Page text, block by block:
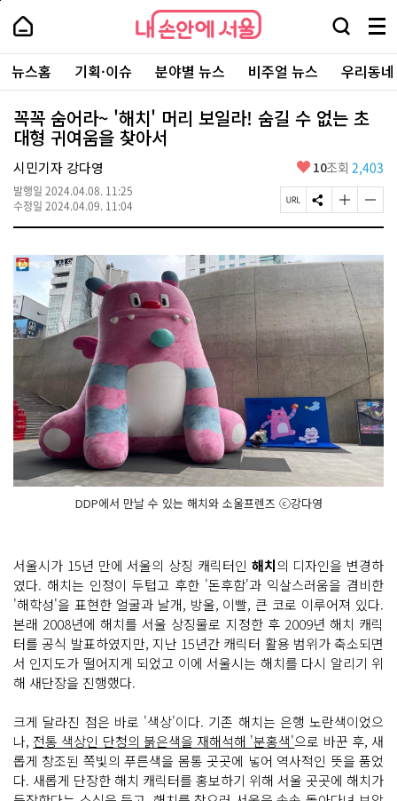
본
로
가
내
손
안
에
서
울
-
서
울
시
대
표
소
통
포
내
손
에
울
검
창
열
기
메
뉴
전
체
보
주
요
서
뉴스홈 기획·이슈 분야별 뉴스 비주얼 뉴스 우리동
꼭꼭 숨어라~ '해치' 머리 보일라! 숨길 수 없는 초
대형 귀여움을 찾아서
시민기자 강다영
발행일 2024.04.08. 11:25
수정일 2024.04.09. 11:04
좋
요
10조회 2,403
페
이
U
R
L
복
사
S
N
공
유
하
기
글
자
기
크
게
변
경
하
기
글
자
기
작
게
변
경
하
기
DDP에서 만날 수 있는 해치와 소울프렌즈 ⓒ강다영
서울시가 15년 만에 서울의 상징 캐릭터인 해치의 디자인을 변경하
였다. 해치는 인정이 두텁고 후한 '돈후함'과 익살스러움을 겸비한
'해학성'을 표현한 얼굴과 날개, 방울, 이빨, 큰 코로 이루어져 있다.
본래 2008년에 해치를 서울 상징물로 지정한 후 2009년 해치 캐릭
터를 공식 발표하였지만, 지난 15년간 캐릭터 활용 범위가 축소되면
서 인지도가 떨어지게 되었고 이에 서울시는 해치를 다시 알리기 위
해 새단장을 진행했다.
크게 달라진 점은 바로 '색상'이다. 기존 해치는 은행 노란색이었으
나, 전통 색상인 단청의 붉은색을 재해석해 '분홍색'으로 바꾼 후, 새
롭게 창조된 쪽빛의 푸른색을 몸통 곳곳에 넣어 역사적인 뜻을 품었
다. 새롭게 단장한 해치 캐릭터를 홍보하기 위해 서울 곳곳에 해치가
페
상
단
로